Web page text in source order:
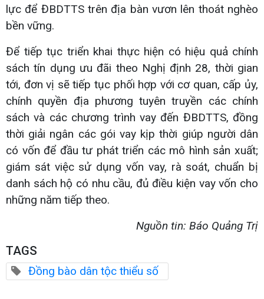
lực để ĐBDTTS trên địa bàn vươn lên thoát nghèo
bền vững.
Để tiếp tục triển khai thực hiện có hiệu quả chính
sách tín dụng ưu đãi theo Nghị định 28, thời gian
tới, đơn vị sẽ tiếp tục phối hợp với cơ quan, cấp ủy,
chính quyền địa phương tuyên truyền các chính
sách và các chương trình vay đến ĐBDTTS, đồng
thời giải ngân các gói vay kịp thời giúp người dân
có vốn để đầu tư phát triển các mô hình sản xuất;
giám sát việc sử dụng vốn vay, rà soát, chuẩn bị
danh sách hộ có nhu cầu, đủ điều kiện vay vốn cho
những năm tiếp theo.
Nguồn tin: Báo Quảng Trị
TAGS
Đồng bào dân tộc thiểu số